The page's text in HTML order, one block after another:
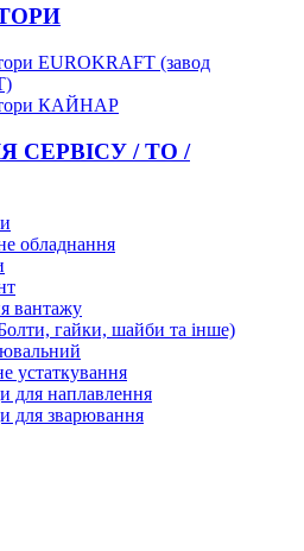
EUROKRAFT (завод
КАЙНАР
СЕРВІСУ / ТО /
обладнання
вантажу
гайки, шайби та інше)
устаткування
для наплавлення
для зварювання